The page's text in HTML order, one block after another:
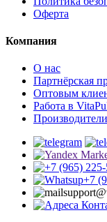
Оферта
Компания
О нас
Партнёрская
Оптовым
Работа в
Производители
+7